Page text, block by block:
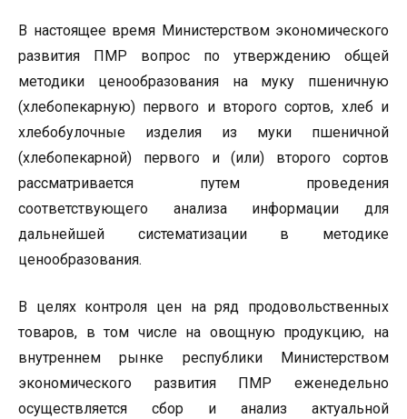
В настоящее время Министерством экономического
развития ПМР вопрос по утверждению общей
методики ценообразования на муку пшеничную
(хлебопекарную) первого и второго сортов, хлеб и
хлебобулочные изделия из муки пшеничной
(хлебопекарной) первого и (или) второго сортов
рассматривается путем проведения
соответствующего анализа информации для
дальнейшей систематизации в методике
ценообразования.
В целях контроля цен на ряд продовольственных
товаров, в том числе на овощную продукцию, на
внутреннем рынке республики Министерством
экономического развития ПМР еженедельно
осуществляется сбор и анализ актуальной